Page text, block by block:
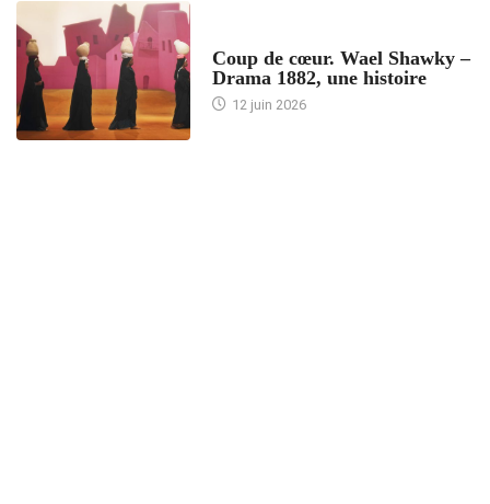
Coup de cœur. Wael Shawky –
Drama 1882, une histoire
12 juin 2026